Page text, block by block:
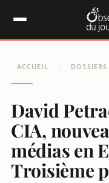
ACCUEIL / DOSSIERS
David
CIA,
médias en
Troisième
Panneau de gestion des